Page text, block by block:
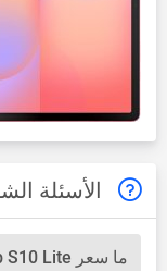
الأسئلة
ما سعر Samsung Galaxy Tab S10 Lite؟